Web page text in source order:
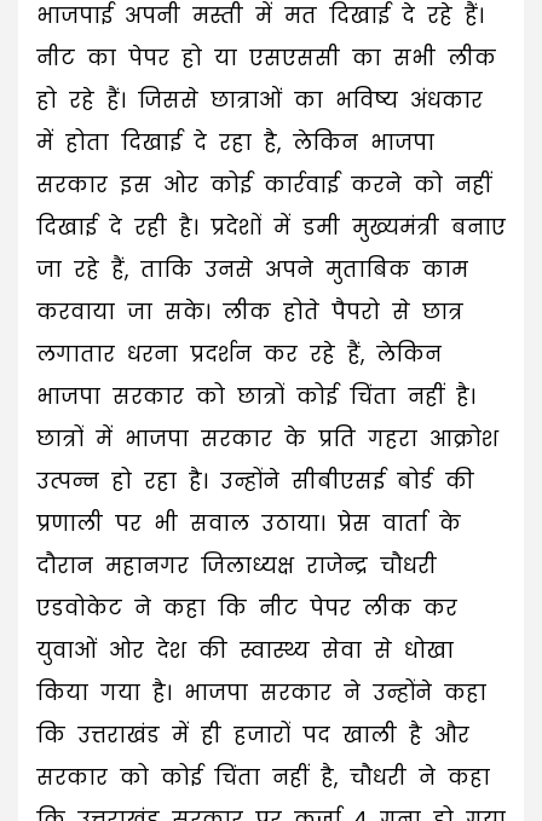
भाजपाई अपनी मस्ती में मत दिखाई दे रहे हैं।
नीट का पेपर हो या एसएससी का सभी लीक
हो रहे हैं। जिससे छात्राओं का भविष्य अंधकार
में होता दिखाई दे रहा है, लेकिन भाजपा
सरकार इस ओर कोई कार्रवाई करने को नहीं
दिखाई दे रही है। प्रदेशों में डमी मुख्यमंत्री बनाए
जा रहे हैं, ताकि उनसे अपने मुताबिक काम
करवाया जा सके। लीक होते पैपरो से छात्र
लगातार धरना प्रदर्शन कर रहे हैं, लेकिन
भाजपा सरकार को छात्रों कोई चिंता नहीं है।
छात्रों में भाजपा सरकार के प्रति गहरा आक्रोश
उत्पन्न हो रहा है। उन्होंने सीबीएसई बोर्ड की
प्रणाली पर भी सवाल उठाया। प्रेस वार्ता के
दौरान महानगर जिलाध्यक्ष राजेन्द्र चौधरी
एडवोकेट ने कहा कि नीट पेपर लीक कर
युवाओं ओर देश की स्वास्थ्य सेवा से धोखा
किया गया है। भाजपा सरकार ने उन्होंने कहा
कि उत्तराखंड में ही हजारों पद खाली है और
सरकार को कोई चिंता नहीं है, चौधरी ने कहा